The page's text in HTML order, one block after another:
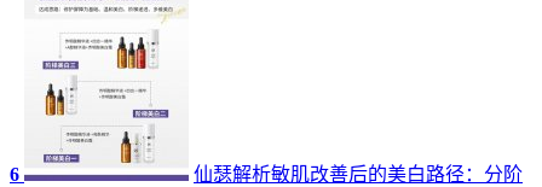
6
仙瑟解析敏肌改善后的美白路径：分阶